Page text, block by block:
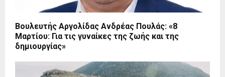
Βουλευτής Αργολίδας Ανδρέας Πουλάς: «8
Μαρτίου: Για τις γυναίκες της ζωής και της
δημιουργίας»